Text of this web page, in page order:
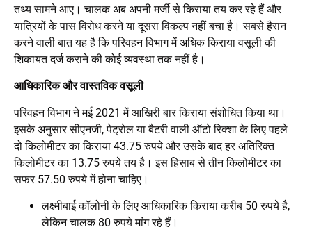
तथ्य सामने आए। चालक अब अपनी मर्जी से किराया तय कर रहे हैं और
यात्रियों के पास विरोध करने या दूसरा विकल्प नहीं बचा है। सबसे हैरान
करने वाली बात यह है कि परिवहन विभाग में अधिक किराया वसूली की
शिकायत दर्ज कराने की कोई व्यवस्था तक नहीं है।
आधिकारिक और वास्तविक वसूली
परिवहन विभाग ने मई 2021 में आखिरी बार किराया संशोधित किया था।
इसके अनुसार सीएनजी, पेट्रोल या बैटरी वाली ऑटो रिक्शा के लिए पहले
दो किलोमीटर का किराया 43.75 रुपये और उसके बाद हर अतिरिक्त
किलोमीटर का 13.75 रुपये तय है। इस हिसाब से तीन किलोमीटर का
सफर 57.50 रुपये में होना चाहिए।
लक्ष्मीबाई कॉलोनी के लिए आधिकारिक किराया करीब 50 रुपये है,
लेकिन चालक 80 रुपये मांग रहे हैं।